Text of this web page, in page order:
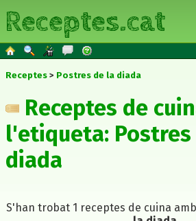
Receptes.cat
Receptes Postres de la diada
Receptes de
l'etiqueta: Postres
diada
S'han trobat 1 receptes de cuina